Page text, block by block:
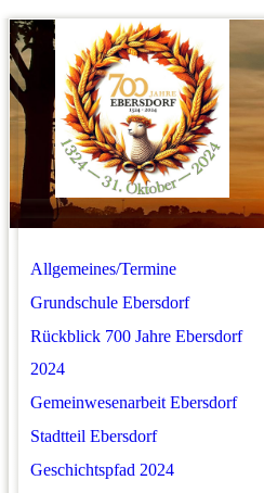
Allgemeines/Termine
Grundschule Ebersdorf
Rückblick 700 Jahre Ebersdorf
2024
Gemeinwesenarbeit Ebersdorf
Stadtteil Ebersdorf
Geschichtspfad 2024